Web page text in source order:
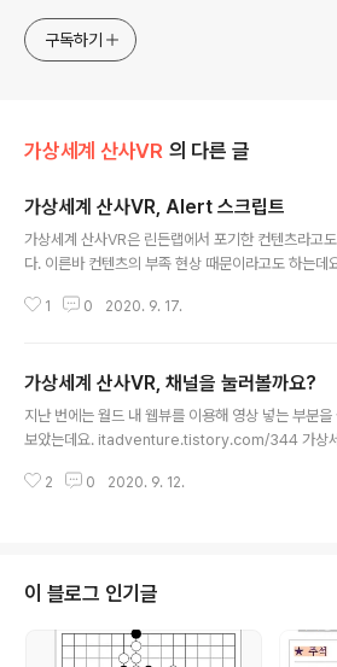
구독하기
가상세계 산사VR 의 다른 글
가상세계 산사VR, Alert 스크립트
가상세계 산사VR은 린든랩에서 포기한 컨텐츠라고도
다. 이른바 컨텐츠의 부족 현상 때문이라고도 하는데
래서 해외에서는 "Sansar is dead" 라고도 표현합니
합니다. 산사에서의 외국 게시글들을 보니 컨텐츠의 꽃
라 할 수 있는 기능을 담당하는 스크립트 부분이 과거
드라이프에 비해 매우 난해해졌기 때문에 무언가를 만
세컨드라이프의 스크립트 시스템은 이른바 실시간 '인
1 0 2020. 9. 17.
가상세계 산사VR, 채널을 눌러볼까요?
지난 번에는 월드 내 웹뷰를 이용해 영상 넣는 부분을
보았는데요. itadventure.tistory.com/344 가상
배경음악 나게 하는 법을 알아내서 본문에 포함시켰습
듣다 보니 단조롭다고 생각하셨을지도 모르겠습니다.
시간에는 각기 다른 버튼을 누르면 각각 다른 유튜브
이 재생되는 부분을 살펴보도록 하겠습니다. 우선 지
웹뷰에 해당하는 스크린은 그냥 그대로 사용하는 것
2 0 2020. 9. 12.
이 블로그 인기글